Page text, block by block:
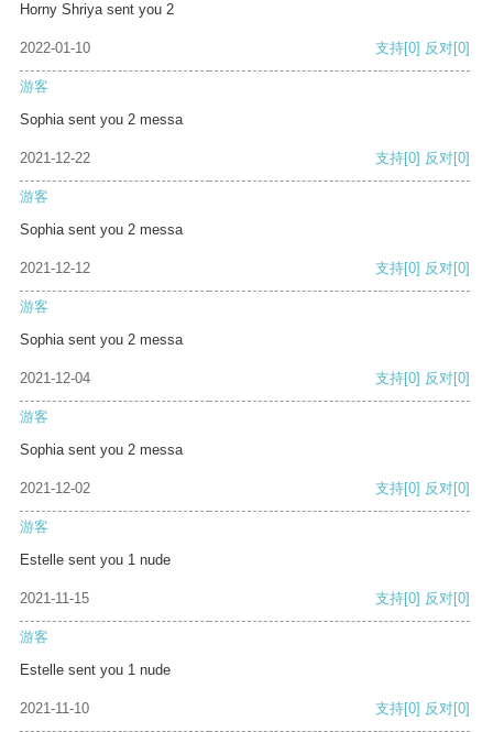
Horny Shriya sent you 2
2022-01-10 支持[0] 反对[0]
游客
Sophia sent you 2 messa
2021-12-22 支持[0] 反对[0]
游客
Sophia sent you 2 messa
2021-12-12 支持[0] 反对[0]
游客
Sophia sent you 2 messa
2021-12-04 支持[0] 反对[0]
游客
Sophia sent you 2 messa
2021-12-02 支持[0] 反对[0]
游客
Estelle sent you 1 nude
2021-11-15 支持[0] 反对[0]
游客
Estelle sent you 1 nude
2021-11-10 支持[0] 反对[0]